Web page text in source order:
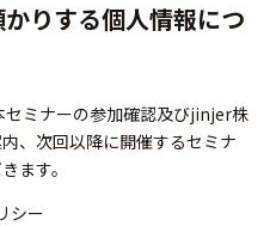
りする個人情報につ
セミナーの参加確認及びjinjer株
、次回以降に開催するセミナ
ます。
シー